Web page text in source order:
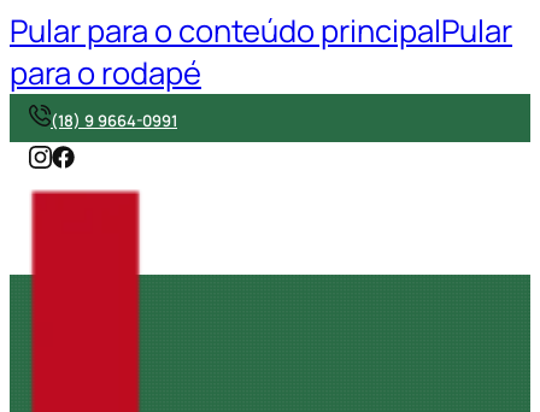
Pular para o conteúdo principalPular
para o rodapé
(18) 9 9664-0991